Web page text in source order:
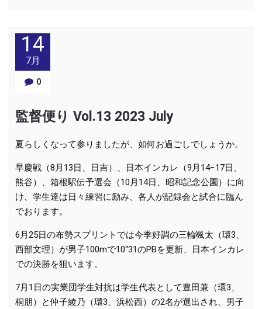
14
7月
0
監督便り Vol.13 2023 July
夏らしくなって参りましたが、如何お過ごしでしょうか。
早慶戦（8月13日、日吉）、日本インカレ（9月14−17日、
熊谷）、箱根駅伝予選会（10月14日、昭和記念公園）に向
け、学生達は日々練習に励み、各人が記録会と試合に臨ん
でおります。
6月25日の布勢スプリントでは今季好調の三輪颯太（環3、
西部文理）が男子100mで10“31のPBを更新、日本インカレ
での決勝を狙います。
7月1日の実業団学生対抗は学生代表として豊田兼（環3、
桐朋）と仲子綾乃（環3、浜松西）の2名が選出され、男子